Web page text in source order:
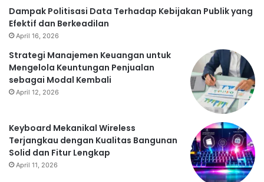
Dampak Politisasi Data Terhadap Kebijakan Publik yang
Efektif dan Berkeadilan
April 16, 2026
Strategi Manajemen Keuangan untuk
Mengelola Keuntungan Penjualan
sebagai Modal Kembali
April 12, 2026
Keyboard Mekanikal Wireless
Terjangkau dengan Kualitas Bangunan
Solid dan Fitur Lengkap
April 11, 2026